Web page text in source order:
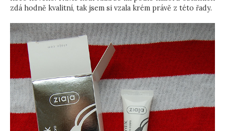
zdá hodně kvalitní, tak jsem si vzala krém právě z této řady.